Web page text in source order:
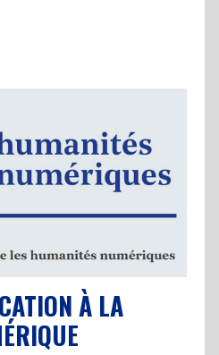
À LA